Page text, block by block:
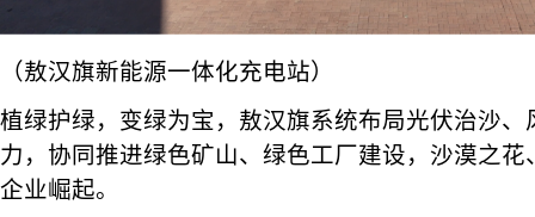
（敖汉旗新能源一体化充电站）
植绿护绿，变绿为宝，敖汉旗系统布局光伏治沙、
力，协同推进绿色矿山、绿色工厂建设，沙漠之
企业崛起。